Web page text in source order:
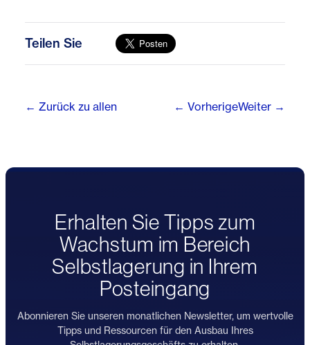
Teilen Sie
← Zurück zu allen ← VorherigeWeiter →
Erhalten Sie Tipps zum
Wachstum im Bereich
Selbstlagerung in Ihrem
Posteingang
Abonnieren Sie unseren monatlichen Newsletter, um wertvolle
Tipps und Ressourcen für den Ausbau Ihres